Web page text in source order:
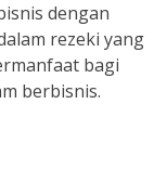
dengan
rezeki yang
bagi
berbisnis.